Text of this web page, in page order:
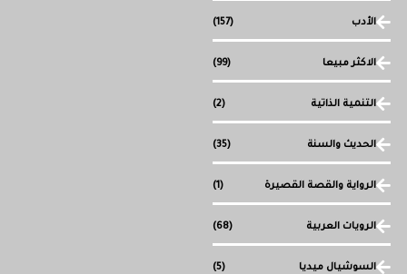
الأدب (157)
الاكثر مبيعا (99)
التنمية الذاتية (2)
الحديث والسنة (35)
الرواية والقصة القصيرة (1)
الرويات العربية (68)
السوشيال ميديا (5)